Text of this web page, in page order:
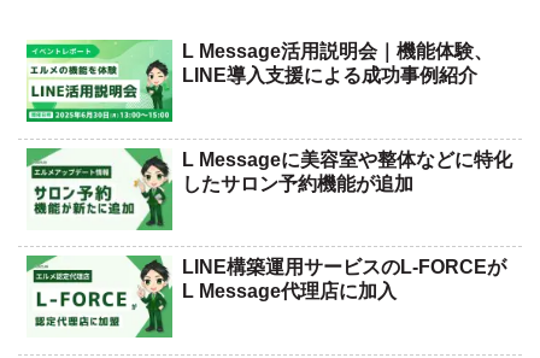
L Message活用説明会｜機能体験、
LINE導入支援による成功事例紹介
L Messageに美容室や整体などに特化
したサロン予約機能が追加
LINE構築運用サービスのL-FORCEが
L Message代理店に加入